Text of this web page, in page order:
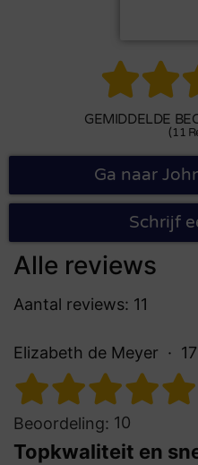

GEMIDDELDE
(11
Ga naar
Schrijf
Alle reviews
Aantal reviews: 11
Elizabeth de Meyer
Beoordeling: 10
Topkwaliteit en